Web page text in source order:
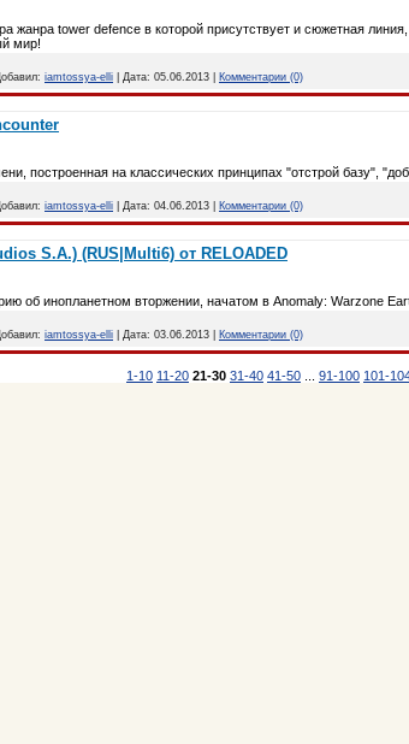
жанра tower defence в которой присутствует и сюжетная
мир!
iamtossya-elli Дата: 05.06.2013 Комментарии (0)
построенная на классических принципах "отстрой базу",
iamtossya-elli Дата: 04.06.2013 Комментарии (0)
S.A.) (RUS|Multi6) от RELOADED
об инопланетном вторжении, начатом в Anomaly: Warzone
iamtossya-elli Дата: 03.06.2013 Комментарии (0)
1-10 11-20 21-30 31-40 41-50 91-100 101-